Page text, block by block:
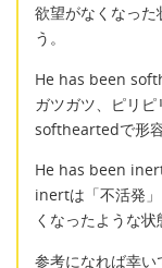
欲望がなくなった
う。
He has been
ガツガツ、ピリピ
softheartedで形
He has been
inertは「不活発
くなったような状
参考になれば幸い